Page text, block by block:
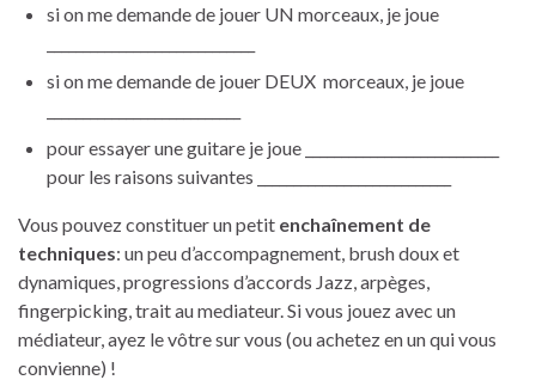
si on me demande de jouer UN morceaux, je joue
si on me demande de jouer DEUX morceaux, je joue
pour essayer une guitare je joue ___________________________
pour les raisons suivantes ___________________________
Vous pouvez constituer un petit enchaînement de
techniques: un peu d’accompagnement, brush doux et
dynamiques, progressions d’accords Jazz, arpèges,
fingerpicking, trait au mediateur. Si vous jouez avec un
médiateur, ayez le vôtre sur vous (ou achetez en un qui vous
convienne) !